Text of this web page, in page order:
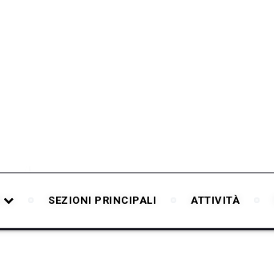
SEZIONI PRINCIPALI ATTIVITÀ